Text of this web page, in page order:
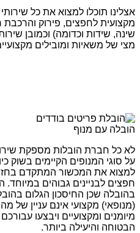
אצלינו תוכלו למצוא את כל
מקצועית לחפצים, פירוק והרכבת
שינה, שידות וכדומה) וכמובן
מצי של משאיות ומובילים
הובלה עם מנוף
לא כל חברת הובלות מספקת
על סוגי המנופים הקיימים בשוק
למצוא את המכשור המתקדם
חפצים לבניינים גבוהים
בהובלה שכן החיסכון הגלום
(מנופאי) מקצועי אינם עניין של
מיומנים ומקצועיים ויבצעו
הבטוחה והיעילה ביותר.